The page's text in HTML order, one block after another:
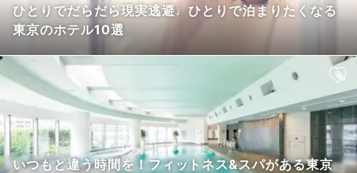
ひとりでだらだら現実逃避♩ひとりで泊まりたくなる
東京のホテル10選
いつもと違う時間を！フィットネス&スパがある東京